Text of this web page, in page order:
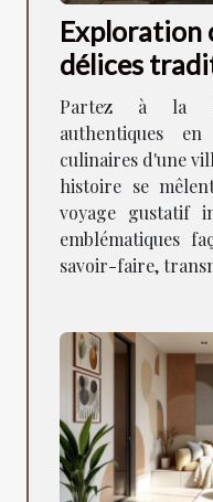
Exploration
délices
ancienne
Partez à la
authentiques
culinaires d'une
histoire se
voyage gustatif
emblématiques
savoir-faire,